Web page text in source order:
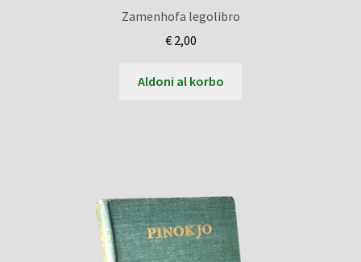
Zamenhofa legolibro
€2,00
Aldoni al korbo